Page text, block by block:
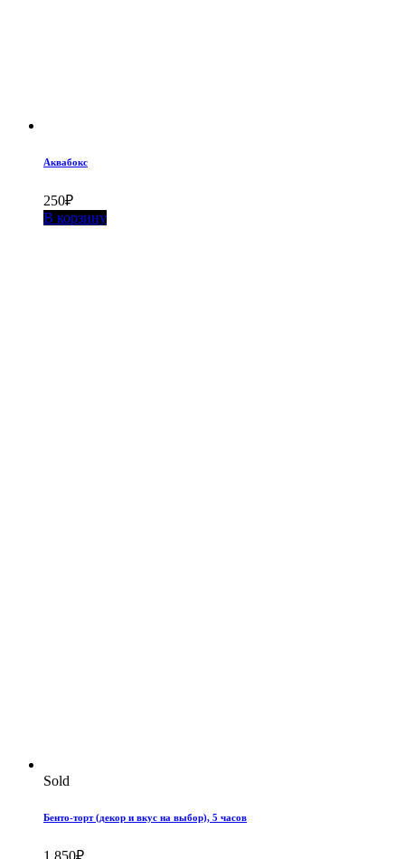
Аквабокс
250₽
В корзину
Sold
Бенто-торт (декор и вкус на выбор), 5 часов